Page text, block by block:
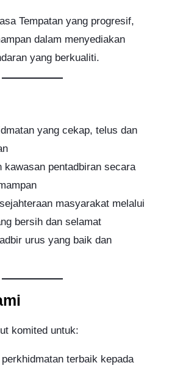
Tempatan yang progresif,
dalam menyediakan
yang berkualiti.
yang cekap, telus dan
kawasan pentadbiran secara
masyarakat melalui
bersih dan selamat
urus yang baik dan
komited untuk:
terbaik kepada